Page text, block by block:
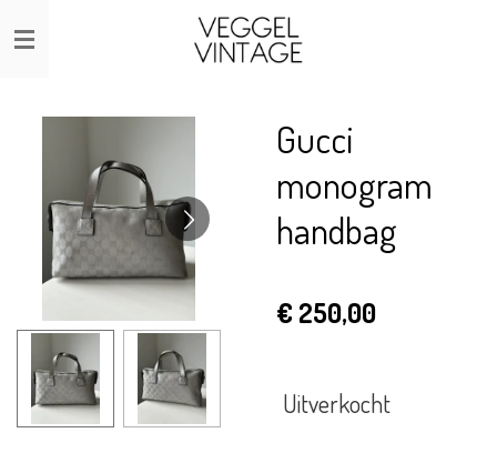
Ga
direct
Gucci
monogram
handbag
€ 250,00
Uitverkocht